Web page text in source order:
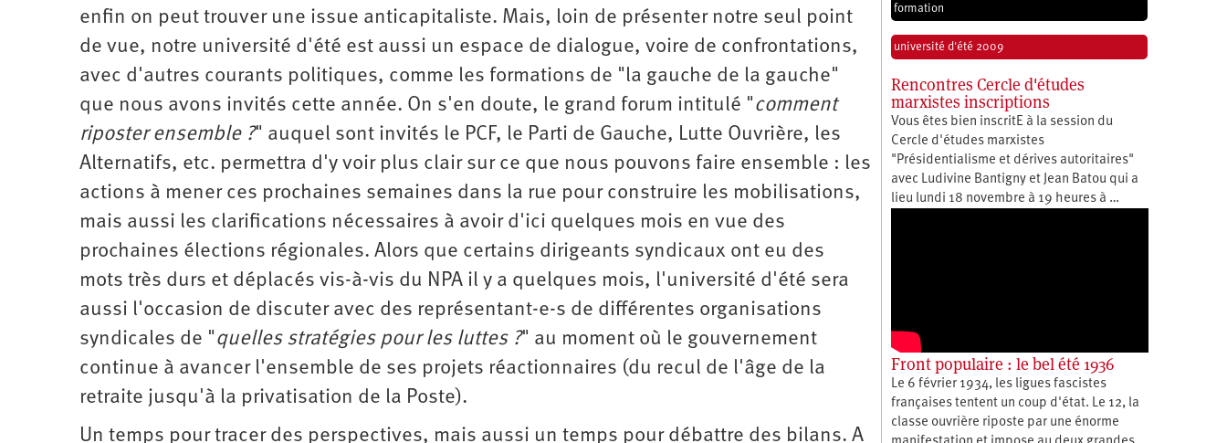
d’été
Université
d’été
2015
Université
2016
d’été
2017
Université
d’été
2018
Université
2019
d’été
2020
Université
d’été
2021
Université
2022
de
enfin on peut trouver une issue anticapitaliste. Mais, loin de présenter notre seul point
de vue, notre université d'été est aussi un espace de dialogue, voire de confrontations,
avec d'autres courants politiques, comme les formations de "la gauche de la gauche"
que nous avons invités cette année. On s'en doute, le grand forum intitulé "comment
riposter ensemble ?" auquel sont invités le PCF, le Parti de Gauche, Lutte Ouvrière, les
Alternatifs, etc. permettra d'y voir plus clair sur ce que nous pouvons faire ensemble : les
actions à mener ces prochaines semaines dans la rue pour construire les mobilisations,
mais aussi les clarifications nécessaires à avoir d'ici quelques mois en vue des
prochaines élections régionales. Alors que certains dirigeants syndicaux ont eu des
mots très durs et déplacés vis-à-vis du NPA il y a quelques mois, l'université d'été sera
aussi l'occasion de discuter avec des représentant-e-s de différentes organisations
syndicales de "quelles stratégies pour les luttes ?" au moment où le gouvernement
continue à avancer l'ensemble de ses projets réactionnaires (du recul de l'âge de la
retraite jusqu'à la privatisation de la Poste).
Un temps pour tracer des perspectives, mais aussi un temps pour débattre des bilans. A
formation
université d'été 2009
Rencontres Cercle d'études
marxistes inscriptions
Vous êtes bien inscritE à la session du
Cercle d'études marxistes
"Présidentialisme et dérives autoritaires"
avec Ludivine Bantigny et Jean Batou qui a
lieu lundi 18 novembre à 19 heures à …
Front populaire : le bel été 1936
Le 6 février 1934, les ligues fascistes
françaises tentent un coup d'état. Le 12, la
classe ouvrière riposte par une énorme